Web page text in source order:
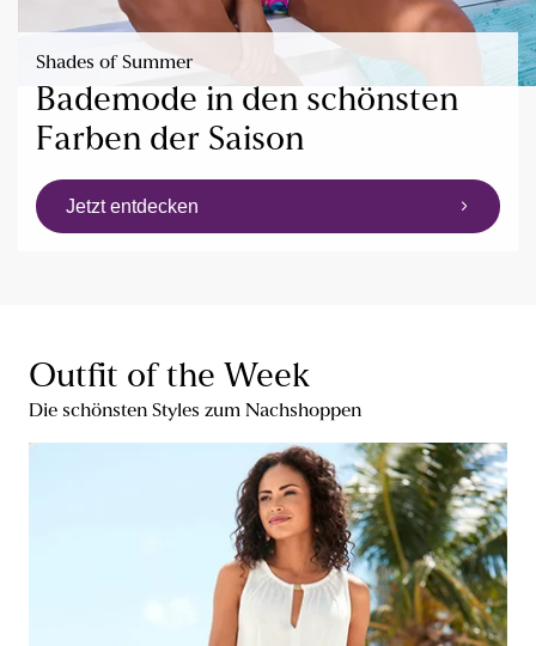
Shades of Summer
Bademode in den schönsten
Farben der Saison
Jetzt entdecken
Outfit of the Week
Die schönsten Styles zum Nachshoppen